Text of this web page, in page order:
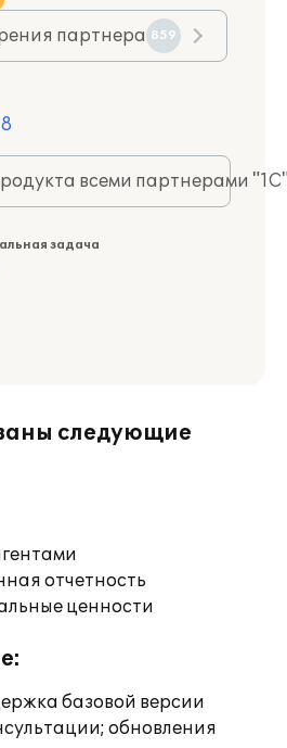
партнера 859
всеми партнерами
задача
следующие
отчетность
ценности
базовой версии
обновления